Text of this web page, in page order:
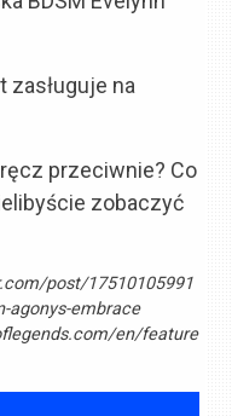
zasługuje na
przeciwnie? Co
zobaczyć
post/17510105991
agonys-embrace
en/feature